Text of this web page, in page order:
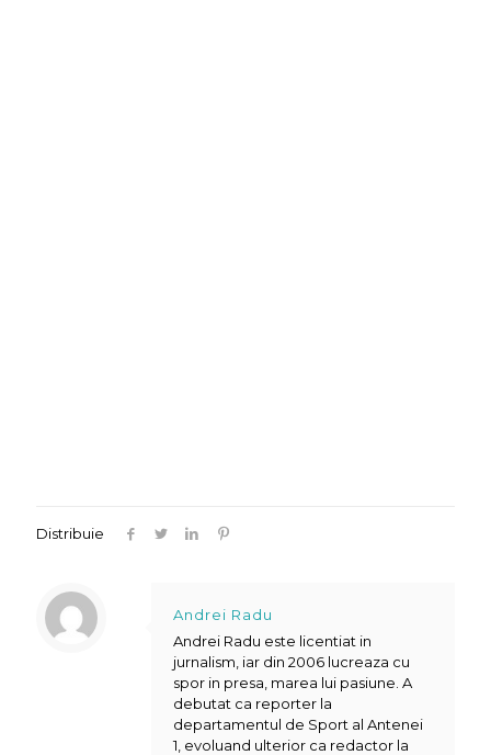
Distribuie
Andrei Radu
Andrei Radu este licentiat in
jurnalism, iar din 2006 lucreaza cu
spor in presa, marea lui pasiune. A
debutat ca reporter la
departamentul de Sport al Antenei
1, evoluand ulterior ca redactor la